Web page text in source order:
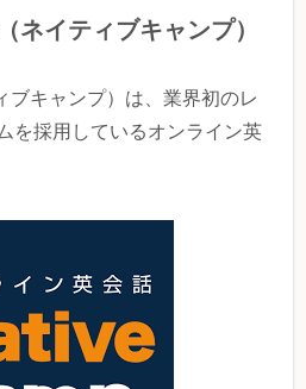
ネイティブキャンプ）
ブキャンプ）は、業界初のレ
を採用しているオンライン英